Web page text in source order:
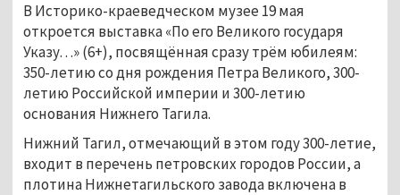
В Историко-краеведческом музее 19 мая
откроется выставка «По его Великого государя
Указу…» (6+), посвящённая сразу трём юбилеям:
350-летию со дня рождения Петра Великого, 300-
летию Российской империи и 300-летию
основания Нижнего Тагила.
Нижний Тагил, отмечающий в этом году 300-летие,
входит в перечень петровских городов России, а
плотина Нижнетагильского завода включена в